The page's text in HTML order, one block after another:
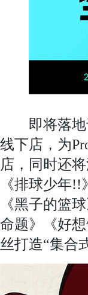
即将落地于
线下店，为
店，同时还
《排球少年
《黑子的篮
命题》《好
丝打造“集合